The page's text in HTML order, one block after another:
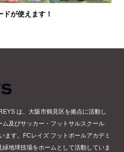
が使えます！
は、大阪市鶴見区を拠点に活動し
及びサッカー・フットサルスクール
ます。FCレイズ フットボールアカデミ
地球技場をホームとして活動していま